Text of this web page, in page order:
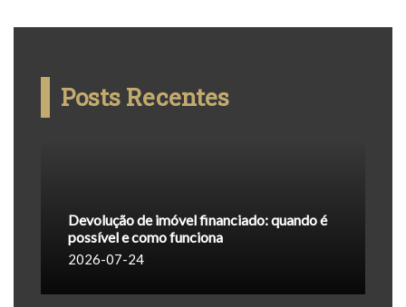
Posts Recentes
Devolução de imóvel financiado: quando é
possível e como funciona
2026-07-24